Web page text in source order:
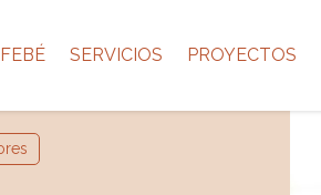
SERVICIOS PROYECTOS